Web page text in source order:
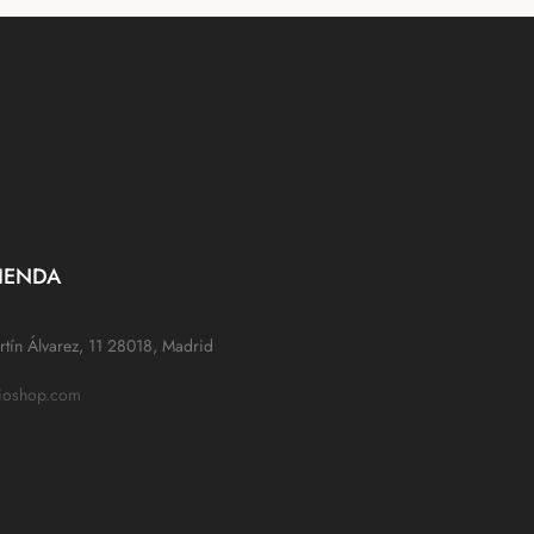
Álvarez, 11 28018, Madrid